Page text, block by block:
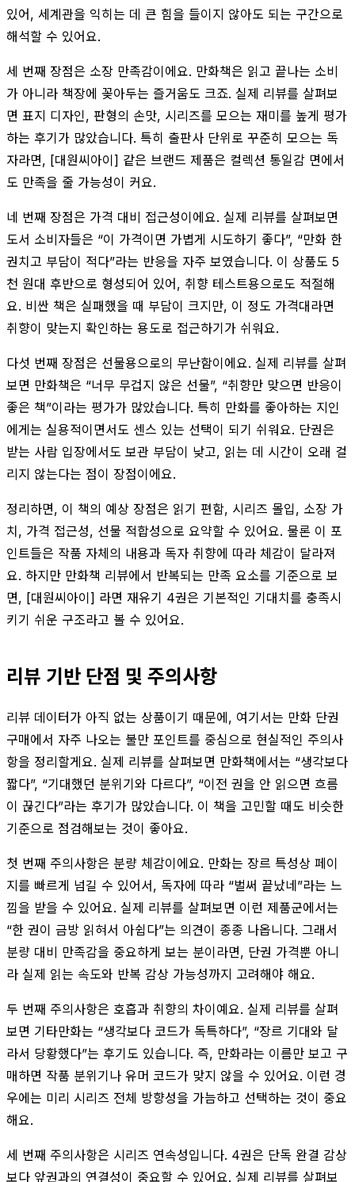
있어, 세계관을 익히는 데 큰 힘을 들이지 않아도 되는 구간으로
해석할 수 있어요.
세 번째 장점은 소장 만족감이에요. 만화책은 읽고 끝나는 소비
가 아니라 책장에 꽂아두는 즐거움도 크죠. 실제 리뷰를 살펴보
면 표지 디자인, 판형의 손맛, 시리즈를 모으는 재미를 높게 평가
하는 후기가 많았습니다. 특히 출판사 단위로 꾸준히 모으는 독
자라면, [대원씨아이] 같은 브랜드 제품은 컬렉션 통일감 면에서
도 만족을 줄 가능성이 커요.
네 번째 장점은 가격 대비 접근성이에요. 실제 리뷰를 살펴보면
도서 소비자들은 “이 가격이면 가볍게 시도하기 좋다”, “만화 한
권치고 부담이 적다”라는 반응을 자주 보였습니다. 이 상품도 5
천 원대 후반으로 형성되어 있어, 취향 테스트용으로도 적절해
요. 비싼 책은 실패했을 때 부담이 크지만, 이 정도 가격대라면
취향이 맞는지 확인하는 용도로 접근하기가 쉬워요.
다섯 번째 장점은 선물용으로의 무난함이에요. 실제 리뷰를 살펴
보면 만화책은 “너무 무겁지 않은 선물”, “취향만 맞으면 반응이
좋은 책”이라는 평가가 많았습니다. 특히 만화를 좋아하는 지인
에게는 실용적이면서도 센스 있는 선택이 되기 쉬워요. 단권은
받는 사람 입장에서도 보관 부담이 낮고, 읽는 데 시간이 오래 걸
리지 않는다는 점이 장점이에요.
정리하면, 이 책의 예상 장점은 읽기 편함, 시리즈 몰입, 소장 가
치, 가격 접근성, 선물 적합성으로 요약할 수 있어요. 물론 이 포
인트들은 작품 자체의 내용과 독자 취향에 따라 체감이 달라져
요. 하지만 만화책 리뷰에서 반복되는 만족 요소를 기준으로 보
면, [대원씨아이] 라면 재유기 4권은 기본적인 기대치를 충족시
키기 쉬운 구조라고 볼 수 있어요.
리뷰 기반 단점 및 주의사항
리뷰 데이터가 아직 없는 상품이기 때문에, 여기서는 만화 단권
구매에서 자주 나오는 불만 포인트를 중심으로 현실적인 주의사
항을 정리할게요. 실제 리뷰를 살펴보면 만화책에서는 “생각보다
짧다”, “기대했던 분위기와 다르다”, “이전 권을 안 읽으면 흐름
이 끊긴다”라는 후기가 많았습니다. 이 책을 고민할 때도 비슷한
기준으로 점검해보는 것이 좋아요.
첫 번째 주의사항은 분량 체감이에요. 만화는 장르 특성상 페이
지를 빠르게 넘길 수 있어서, 독자에 따라 “벌써 끝났네”라는 느
낌을 받을 수 있어요. 실제 리뷰를 살펴보면 이런 제품군에서는
“한 권이 금방 읽혀서 아쉽다”는 의견이 종종 나옵니다. 그래서
분량 대비 만족감을 중요하게 보는 분이라면, 단권 가격뿐 아니
라 실제 읽는 속도와 반복 감상 가능성까지 고려해야 해요.
두 번째 주의사항은 호흡과 취향의 차이예요. 실제 리뷰를 살펴
보면 기타만화는 “생각보다 코드가 독특하다”, “장르 기대와 달
라서 당황했다”는 후기도 있습니다. 즉, 만화라는 이름만 보고 구
매하면 작품 분위기나 유머 코드가 맞지 않을 수 있어요. 이런 경
우에는 미리 시리즈 전체 방향성을 가늠하고 선택하는 것이 중요
해요.
세 번째 주의사항은 시리즈 연속성입니다. 4권은 단독 완결 감상
보다 앞권과의 연결성이 중요할 수 있어요. 실제 리뷰를 살펴보